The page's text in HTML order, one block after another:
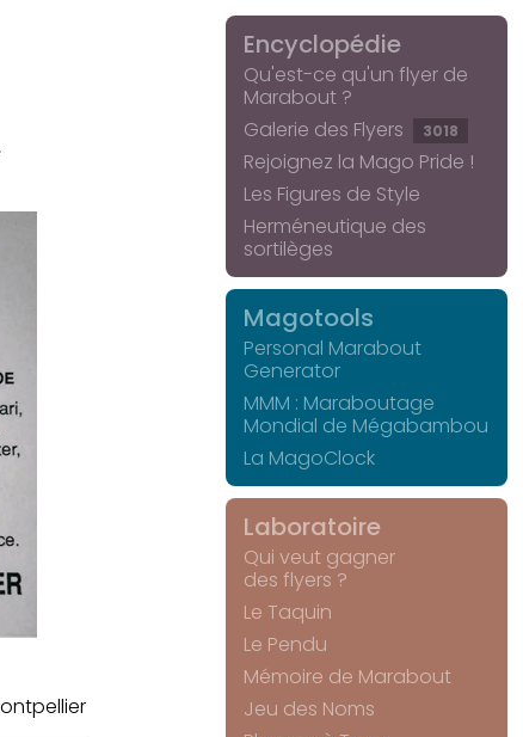
Encyclopédie
Qu'est-ce qu'un flyer de
Marabout ?
Galerie des Flyers
3018
Rejoignez la Mago Pride !
Les Figures de Style
Herméneutique des
sortilèges
Magotools
Personal Marabout
Generator
MMM : Maraboutage
Mondial de Mégabambou
La MagoClock
Laboratoire
Qui veut gagner
des flyers ?
Le Taquin
Le Pendu
Mémoire de Marabout
Jeu des Noms